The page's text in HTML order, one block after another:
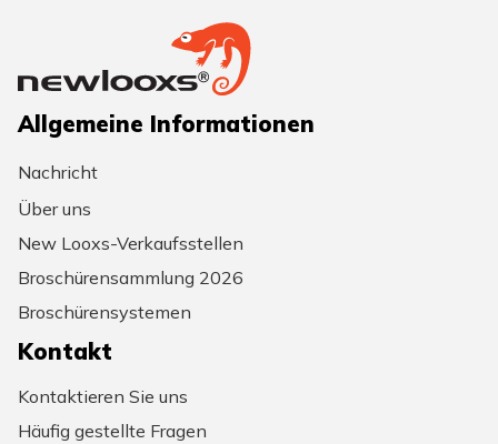
Allgemeine Informationen
Nachricht
Über uns
New Looxs-Verkaufsstellen
Broschürensammlung 2026
Broschürensystemen
Kontakt
Kontaktieren Sie uns
Häufig gestellte Fragen